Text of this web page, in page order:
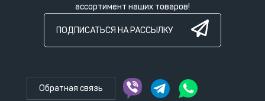
ассортимент наших товаров!
ПОДПИСАТЬСЯ НА РАССЫЛКУ
Обратная связь